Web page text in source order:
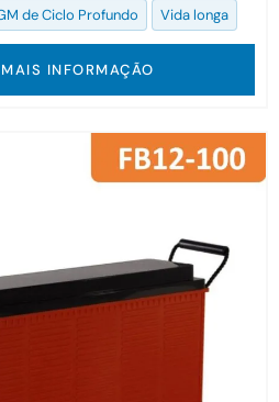
de Ciclo Profundo Vida longa
INFORMAÇÃO